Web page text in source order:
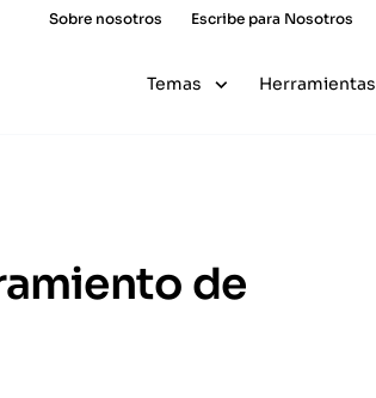
Sobre nosotros Escribe para Nosotros
Temas Herramientas
de